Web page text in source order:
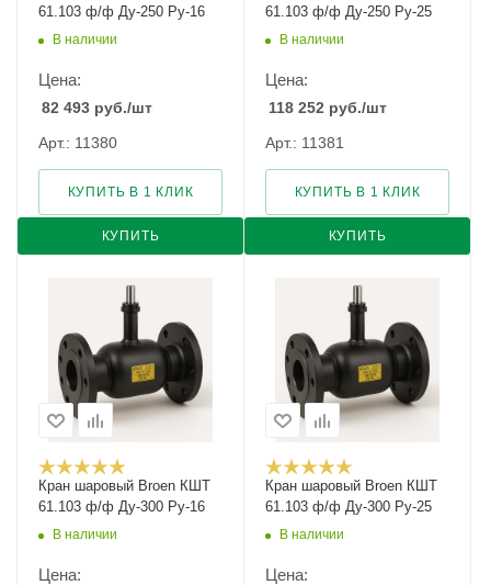
61.103 ф/ф Ду-250 Ру-16
В наличии
Цена:
82 493 руб./шт
Арт.: 11380
КУПИТЬ
КУПИТЬ В 1 КЛИК
61.103 ф/ф Ду-250 Ру-25
В наличии
Цена:
118 252 руб./шт
Арт.: 11381
КУПИТЬ
КУПИТЬ В 1 КЛИК
Кран шаровый Broen КШТ
61.103 ф/ф Ду-300 Ру-16
В наличии
Цена:
Кран шаровый Broen КШТ
61.103 ф/ф Ду-300 Ру-25
В наличии
Цена: